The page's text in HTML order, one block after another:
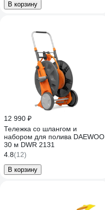
В корзину
12 990 ₽
Тележка со шлангом и
набором для полива DAEWOO
30 м DWR 2131
4.8(12)
В корзину